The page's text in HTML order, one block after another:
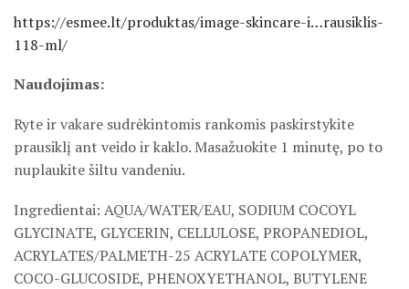
https://esmee.lt/produktas/image-skincare-i…rausiklis-
118-ml/
Naudojimas:
Ryte ir vakare sudrėkintomis rankomis paskirstykite
prausiklį ant veido ir kaklo. Masažuokite 1 minutę, po to
nuplaukite šiltu vandeniu.
Ingredientai: AQUA/WATER/EAU, SODIUM COCOYL
GLYCINATE, GLYCERIN, CELLULOSE, PROPANEDIOL,
ACRYLATES/PALMETH-25 ACRYLATE COPOLYMER,
COCO-GLUCOSIDE, PHENOXYETHANOL, BUTYLENE